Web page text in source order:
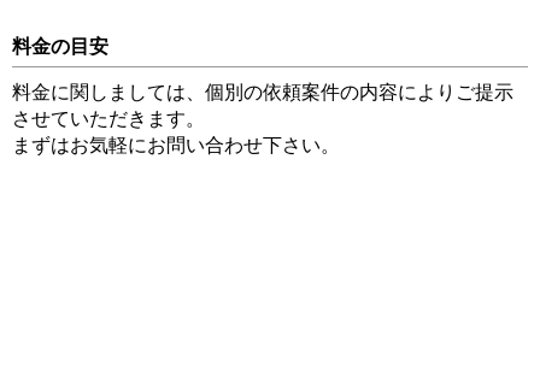
料金の目安
料金に関しましては、個別の依頼案件の内容によりご提示
させていただきます。
まずはお気軽にお問い合わせ下さい。